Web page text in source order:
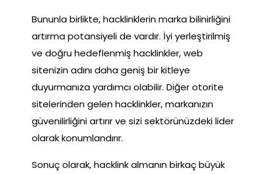
Bununla birlikte, hacklinklerin marka bilinirliğini
artırma potansiyeli de vardır. İyi yerleştirilmiş
ve doğru hedeflenmiş hacklinkler, web
sitenizin adını daha geniş bir kitleye
duyurmanıza yardımcı olabilir. Diğer otorite
sitelerinden gelen hacklinkler, markanızın
güvenilirliğini artırır ve sizi sektörünüzdeki lider
olarak konumlandırır.
Sonuç olarak, hacklink almanın birkaç büyük